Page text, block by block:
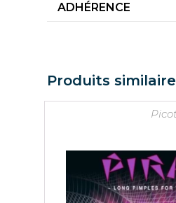
ADHÉRENCE
Produits